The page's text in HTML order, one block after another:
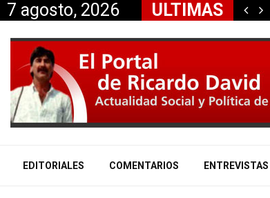
7 agosto, 2026 ULTIMAS
aliados a la…
EDITORIALES COMENTARIOS ENTREVISTAS